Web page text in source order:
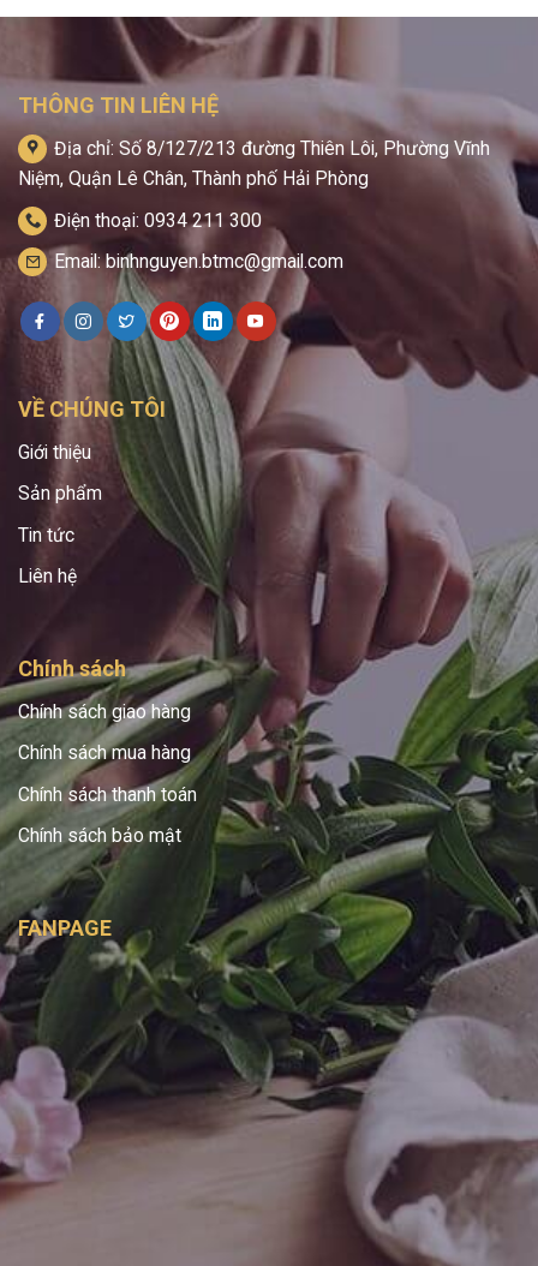
THÔNG TIN LIÊN HỆ
Địa chỉ: Số 8/127/213 đường Thiên Lôi, Phường Vĩnh
Niệm, Quận Lê Chân, Thành phố Hải Phòng
Điện thoại: 0934 211 300
Email: binhnguyen.btmc@gmail.com
VỀ CHÚNG TÔI
Giới thiệu
Sản phẩm
Tin tức
Liên hệ
Chính sách
Chính sách giao hàng
Chính sách mua hàng
Chính sách thanh toán
Chính sách bảo mật
FANPAGE